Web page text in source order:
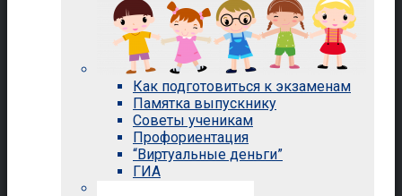
Как подготовиться к экзаменам
Памятка выпускнику
Советы ученикам
Профориентация
“Виртуальные деньги”
ГИА